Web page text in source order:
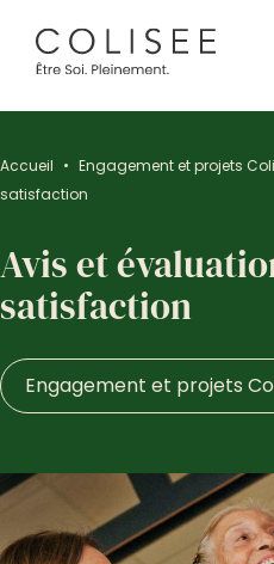
Accueil • Engagement et projets
satisfaction
Avis et
satisfaction
Engagement et projets